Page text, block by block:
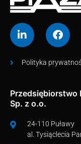
Polityka
Przedsiębiorstwo
Sp. z o.o.
24-110 Puławy
al. Tysiąclecia